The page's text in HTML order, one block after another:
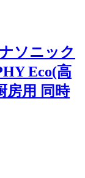
ソニック
Eco(高
房用 同時